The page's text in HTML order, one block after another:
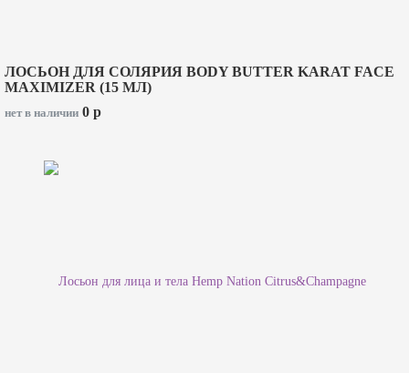
ЛОСЬОН ДЛЯ СОЛЯРИЯ BODY BUTTER KARAT FACE
MAXIMIZER (15 МЛ)
нет в наличии 0 p